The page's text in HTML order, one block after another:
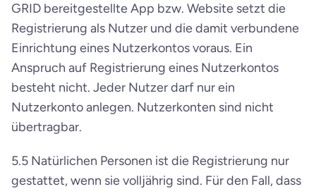
GRID bereitgestellte App bzw. Website setzt die
Registrierung als Nutzer und die damit verbundene
Einrichtung eines Nutzerkontos voraus. Ein
Anspruch auf Registrierung eines Nutzerkontos
besteht nicht. Jeder Nutzer darf nur ein
Nutzerkonto anlegen. Nutzerkonten sind nicht
übertragbar.
5.5 Natürlichen Personen ist die Registrierung nur
gestattet, wenn sie volljährig sind. Für den Fall, dass